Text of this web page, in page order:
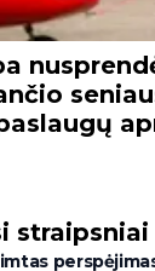
straipsniai